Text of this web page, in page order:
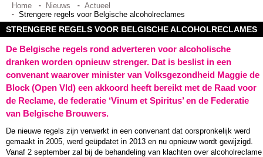
Home Nieuws
Actueel
Strengere regels voor Belgische alcoholreclames
STRENGERE REGELS VOOR BELGISCHE ALCOHOLRECLAMES
De Belgische regels rond adverteren voor alcoholische
dranken worden opnieuw strenger. Dat is beslist in een
convenant waarover minister van Volksgezondheid Maggie de
Block (Open Vld) een akkoord heeft bereikt met de Raad voor
de Reclame, de federatie ‘Vinum et Spiritus’ en de Federatie
van Belgische Brouwers.
De nieuwe regels zijn verwerkt in een convenant dat oorspronkelijk werd
gemaakt in 2005, werd geüpdatet in 2013 en nu opnieuw wordt gewijzigd.
Vanaf 2 september zal bij de behandeling van klachten over alcoholreclame